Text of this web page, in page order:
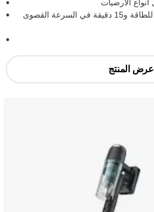
لغاية 60 دقيقة في إعداد موفّر للطاقة و15 دقيقة في السرعة القصوى
عرض المنتج